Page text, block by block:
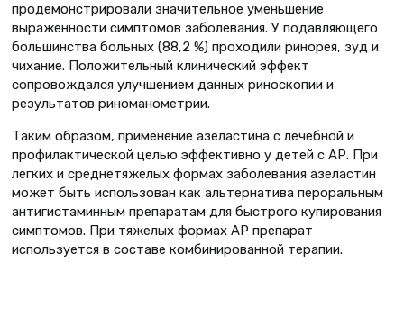
продемонстрировали значительное уменьшение
выраженности симптомов заболевания. У подавляющего
большинства больных (88,2 %) проходили ринорея, зуд и
чихание. Положительный клинический эффект
сопровождался улучшением данных риноскопии и
результатов риноманометрии.
Таким образом, применение азеластина с лечебной и
профилактической целью эффективно у детей с АР. При
легких и среднетяжелых формах заболевания азеластин
может быть использован как альтернатива пероральным
антигистаминным препаратам для быстрого купирования
симптомов. При тяжелых формах АР препарат
используется в составе комбинированной терапии.